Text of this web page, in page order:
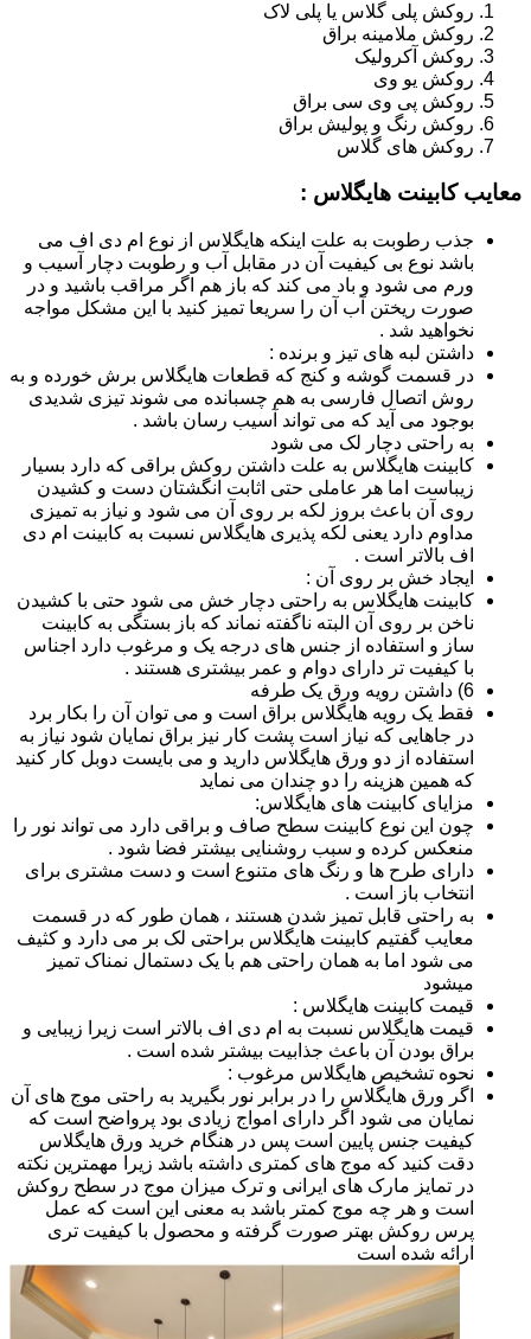
روکش پلی گلاس یا پلی لاک
روکش ملامینه براق
روکش آکرولیک
روکش یو وی
روکش پی وی سی براق
روکش رنگ و پولیش براق
روکش های گلاس
معایب کابینت هایگلاس :
جذب رطوبت به علت اینکه هایگلاس از نوع ام دی اف می
باشد نوع بی کیفیت آن در مقابل آب و رطوبت دچار آسیب و
ورم می شود و باد می کند که باز هم اگر مراقب باشید و در
صورت ریختن آب آن را سریعا تمیز کنید با این مشکل مواجه
نخواهید شد .
داشتن لبه های تیز و برنده :
در قسمت گوشه و کنج که قطعات هایگلاس برش خورده و به
روش اتصال فارسی به هم چسبانده می شوند تیزی شدیدی
بوجود می آید که می تواند آسیب رسان باشد .
به راحتی دچار لک می شود
کابینت هایگلاس به علت داشتن روکش براقی که دارد بسیار
زیباست اما هر عاملی حتی اثابت انگشتان دست و کشیدن
روی آن باعث بروز لکه بر روی آن می شود و نیاز به تمیزی
مداوم دارد یعنی لکه پذیری هایگلاس نسبت به کابینت ام دی
اف بالاتر است .
ایجاد خش بر روی آن :
کابینت هایگلاس به راحتی دچار خش می شود حتی با کشیدن
ناخن بر روی آن البته ناگفته نماند که باز بستگی به کابینت
ساز و استفاده از جنس های درجه یک و مرغوب دارد اجناس
با کیفیت تر دارای دوام و عمر بیشتری هستند .
6) داشتن رویه ورق یک طرفه
فقط یک رویه هایگلاس براق است و می توان آن را بکار برد
در جاهایی که نیاز است پشت کار نیز براق نمایان شود نیاز به
استفاده از دو ورق هایگلاس دارید و می بایست دوبل کار کنید
که همین هزینه را دو چندان می نماید
مزایای کابینت های هایگلاس:
چون این نوع کابینت سطح صاف و براقی دارد می تواند نور را
منعکس کرده و سبب روشنایی بیشتر فضا شود .
دارای طرح ها و رنگ های متنوع است و دست مشتری برای
انتخاب باز است .
به راحتی قابل تمیز شدن هستند ، همان طور که در قسمت
معایب گفتیم کابینت هایگلاس براحتی لک بر می دارد و کثیف
می شود اما به همان راحتی هم با یک دستمال نمناک تمیز
میشود
قیمت کابینت هایگلاس :
قیمت هایگلاس نسبت به ام دی اف بالاتر است زیرا زیبایی و
براق بودن آن باعث جذابیت بیشتر شده است .
نحوه تشخیص هایگلاس مرغوب :
اگر ورق هایگلاس را در برابر نور بگیرید به راحتی موج های آن
نمایان می شود اگر دارای امواج زیادی بود پرواضح است که
کیفیت جنس پایین است پس در هنگام خرید ورق هایگلاس
دقت کنید که موج های کمتری داشته باشد زیرا مهمترین نکته
در تمایز مارک های ایرانی و ترک میزان موج در سطح روکش
است و هر چه موج کمتر باشد به معنی این است که عمل
پرس روکش بهتر صورت گرفته و محصول با کیفیت تری
ارائه شده است